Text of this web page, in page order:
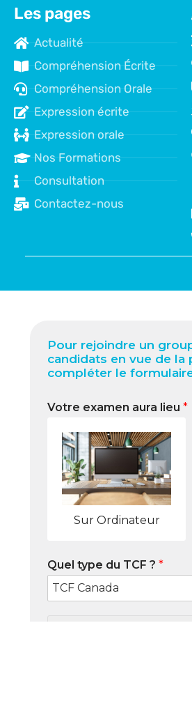
Les pages
Actualité
Compréhension Écrite
Compréhension Orale
Expression écrite
Expression orale
Nos Formations
Consultation
Contactez-nous
Pour rejoindre un
candidats en vue de la
compléter le
Votre examen aura lieu *
Sur Ordinateur
Quel type du TCF ? *